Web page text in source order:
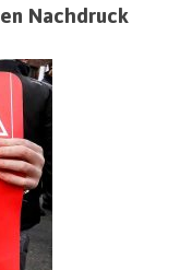
Nachdruck